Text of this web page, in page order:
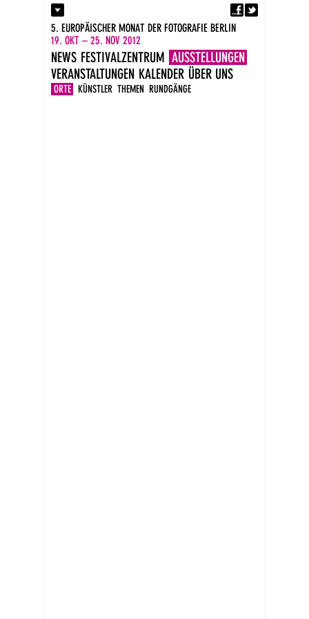
Kontakt
Presse
Impressum
DE
EN
5. EUROPÄISCHER MONAT DER FOTOGRAFIE BERLIN
19. OKT – 25. NOV 2012
NEWS FESTIVALZENTRUM AUSSTELLUNGEN
ORTE KÜNSTLER THEMEN RUNDGÄNGE
VERANSTALTUNGEN KALENDER ÜBER UNS